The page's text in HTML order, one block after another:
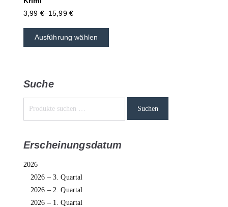
3,99 €–15,99 €
Ausführung wählen
Suche
Suchen
Erscheinungsdatum
2026
2026 – 3. Quartal
2026 – 2. Quartal
2026 – 1. Quartal